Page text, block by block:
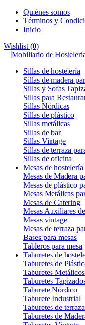
Quiénes somos
Términos y
Inicio
Wishlist (0)
Sillas de hostelería
Sillas de madera
Sillas y Sofás
Sillas para
Sillas Nórdicas
Sillas de plástico
Sillas metálicas
Sillas de bar
Sillas Vintage
Sillas de terraza
Sillas de oficina
Mesas de hostelería
Mesas de Madera
Mesas de plástico
Mesas Metálicas
Mesas de Catering
Mesas Auxiliares
Mesas vintage
Mesas de terraza
Bases para mesas
Tableros para mesa
Taburetes de
Taburetes de
Taburetes Metálicos
Taburetes
Taburete Nórdico
Taburete Industrial
Taburetes de
Taburetes de